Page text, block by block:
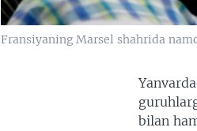
Fransiyaning Marsel shahrida
bilan